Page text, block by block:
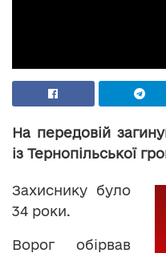
На передовій
із Тернопільської
Захиснику було
34 роки.
Ворог обірвав